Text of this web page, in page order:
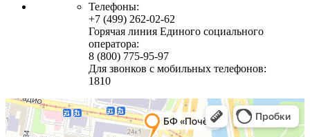
Телефоны:
+7 (499) 262-02-62
Горячая линия Единого социального
оператора:
8 (800) 775-95-97
Для звонков с мобильных телефонов:
1810